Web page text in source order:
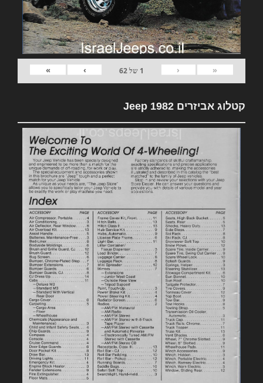
«
‹
1 של62
›
»
קטלוג אביזרים 1982 Jeep